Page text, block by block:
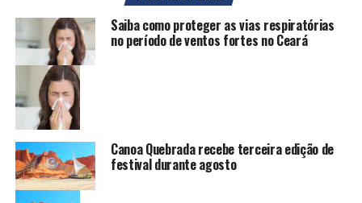
Saiba como proteger as vias respiratórias
no período de ventos fortes no Ceará
Canoa Quebrada recebe terceira edição de
festival durante agosto